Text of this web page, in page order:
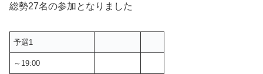
総勢27名の参加となりました
予選1
～19:00